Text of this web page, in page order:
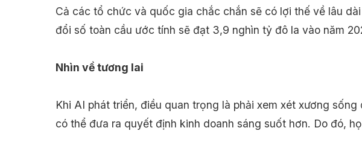
Cả các tổ chức và quốc gia chắc chắn sẽ có lợi thế về lâu
đổi số toàn cầu ước tính sẽ đạt 3,9 nghìn tỷ đô la vào năm
Nhìn về tương lai
Khi AI phát triển, điều quan trọng là phải xem xét xương
có thể đưa ra quyết định kinh doanh sáng suốt hơn. Do đó,